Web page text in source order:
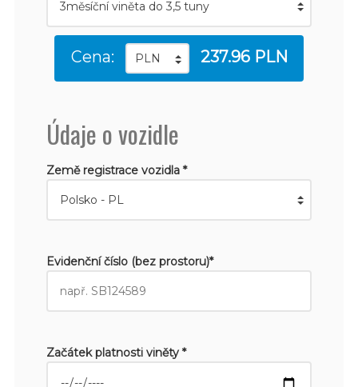
Cena: 237.96 PLN
Údaje o vozidle
Země registrace vozidla *
Evidenční číslo (bez prostoru)*
Začátek platnosti viněty *